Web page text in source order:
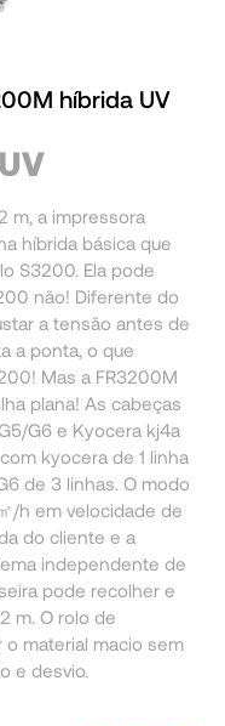
híbrida UV
m, a impressora
híbrida básica que
S3200. Ela pode
não! Diferente do
a tensão antes de
a ponta, o que
Mas a FR3200M
plana! As cabeças
G6 e Kyocera kj4a
kyocera de 1 linha
de 3 linhas. O modo
/h em velocidade de
do cliente e a
independente de
pode recolher e
m. O rolo de
material macio sem
e desvio.